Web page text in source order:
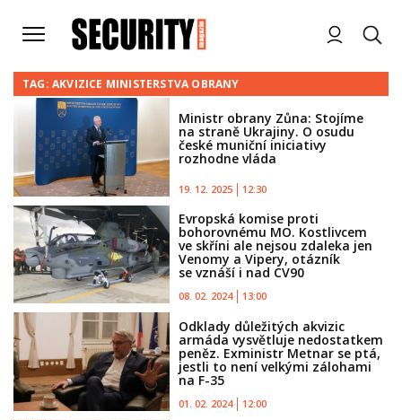
TAG: AKVIZICE MINISTERSTVA OBRANY
Ministr obrany Zůna: Stojíme
na straně Ukrajiny. O osudu
české muniční iniciativy
rozhodne vláda
19. 12. 2025 12:30
Evropská komise proti
bohorovnému MO. Kostlivcem
ve skříni ale nejsou zdaleka jen
Venomy a Vipery, otázník
se vznáší i nad CV90
08. 02. 2024 13:00
Odklady důležitých akvizic
armáda vysvětluje nedostatkem
peněz. Exministr Metnar se ptá,
jestli to není velkými zálohami
na F-35
01. 02. 2024 12:00